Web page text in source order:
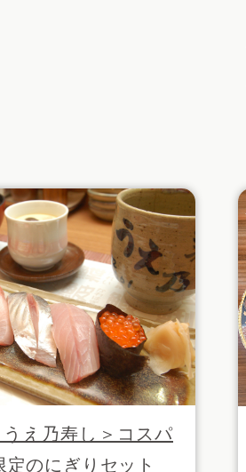
うえ乃寿し＞コスパ
のにぎりセット